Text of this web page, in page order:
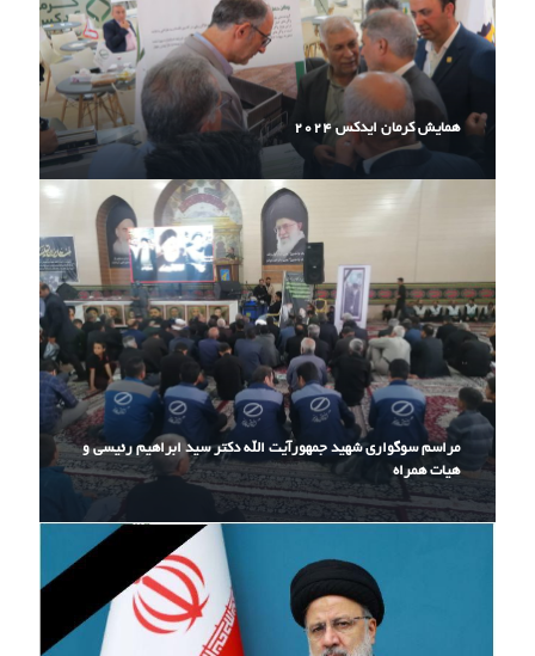
همایش کرمان ایدکس ۲۰۲۴
مراسم سوگواری شهید جمهورآیت الله دکتر سید ابراهیم رئیسی و
هیات همراه